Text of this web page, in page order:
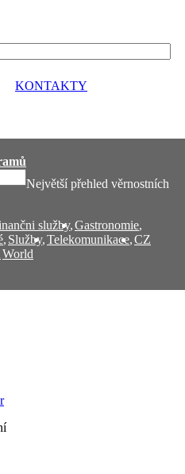
KONTAKTY
Největší přehled věrnostních
služby,Gastronomie,
, Služby,Telekomunikace,CZ
World